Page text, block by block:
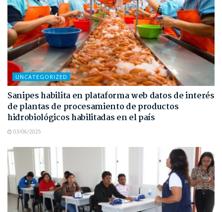
UNCATEGORIZED
Sanipes habilita en plataforma web datos de interés
de plantas de procesamiento de productos
hidrobiológicos habilitadas en el país
03/06/2025